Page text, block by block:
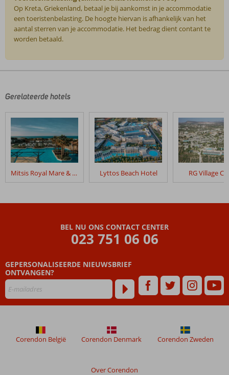
Op Kreta, Griekenland, betaal je bij aankomst in je accommodatie
een toeristenbelasting. De hoogte hiervan is afhankelijk van het
aantal sterren van je accommodatie. Het bedrag dient contant te
worden betaald.
door
klanten
geschreven
na
hun
verblijf
Blue
Beoordelingen
dan
48
niet
weergegeven
om
Gerelateerde hotels
Mitsis Royal Mare & Thalasso Resort Lyttos Beach Hotel RG Village
BEL NU ONS CONTACT CENTER
023 751 06 06
GEPERSONALISEERDE NIEUWSBRIEF
ONTVANGEN?
Over Corendon
Corendon België Corendon Denmark Corendon Zweden